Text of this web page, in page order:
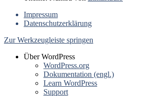
Impressum
Datenschutzerklärung
Zur Werkzeugleiste springen
Über WordPress
WordPress.org
Dokumentation (engl.)
Learn WordPress
Support